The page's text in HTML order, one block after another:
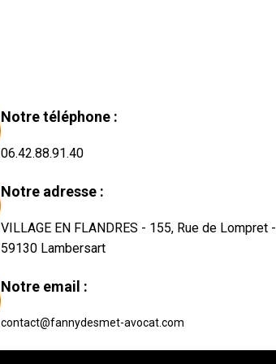
Notre téléphone :
06.42.88.91.40
Notre adresse :
VILLAGE EN FLANDRES - 155, Rue de Lompret -
59130 Lambersart
Notre email :
contact@fannydesmet-avocat.com